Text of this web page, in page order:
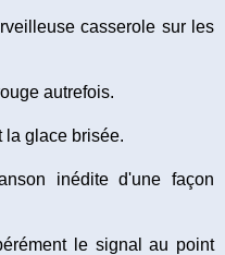
casserole sur les
autrefois.
la glace brisée.
inédite d'une façon
le signal au point